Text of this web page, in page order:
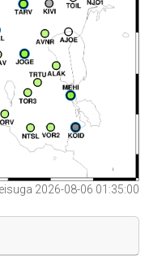
2026-08-06 01:35:00